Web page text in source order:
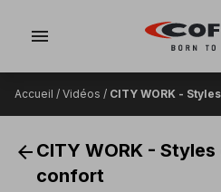
menu
Accueil / Vidéos / CITY WORK -
arrow_back CITY WORK -
confort